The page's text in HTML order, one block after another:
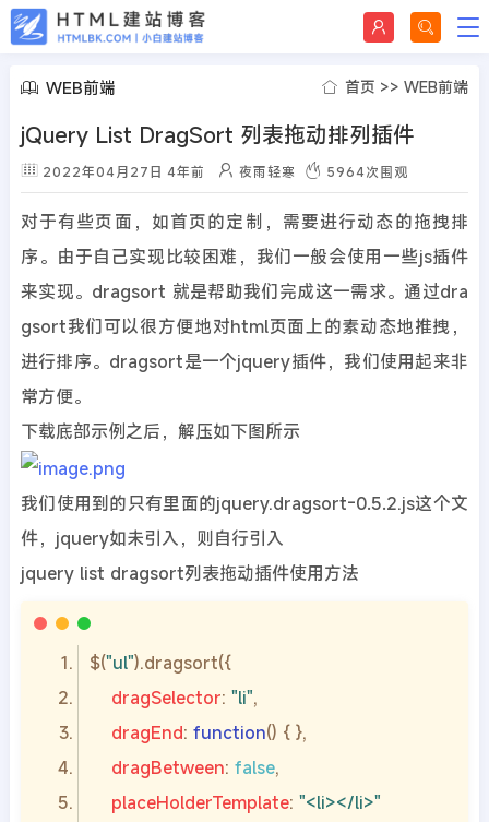
WEB前端 首页 >>WEB前端
jQuery List DragSort 列表拖动排列插件
2022年04月27日 4年前 夜雨轻寒 5964次围观
对于有些页面，如首页的定制，需要进行动态的拖拽排
序。由于自己实现比较困难，我们一般会使用一些js插件
来实现。dragsort 就是帮助我们完成这一需求。通过dra
gsort我们可以很方便地对html页面上的素动态地推拽，
进行排序。dragsort是一个jquery插件，我们使用起来非
常方便。
下载底部示例之后，解压如下图所示
我们使用到的只有里面的jquery.dragsort-0.5.2.js这个文
件，jquery如未引入，则自行引入
jquery list dragsort列表拖动插件使用方法
$("ul"
).dragsort({
dragSelector: "li"
dragEnd: function()
dragBetween: false
placeHolderTemplate: "<li></li>"